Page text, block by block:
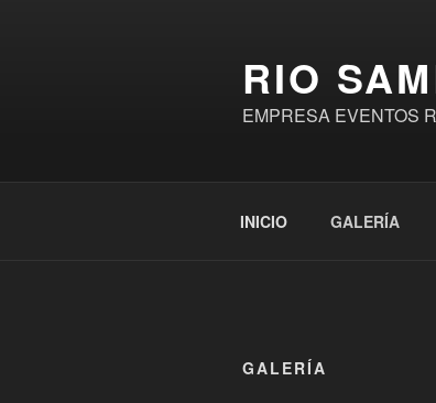
RIO
EMPRESA EVENTOS
INICIO GALERÍA
GALERÍA